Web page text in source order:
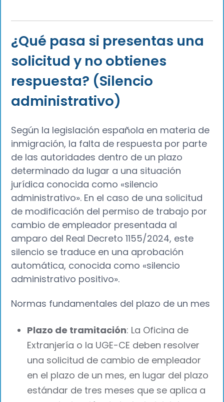
¿Qué pasa si presentas una
solicitud y no obtienes
respuesta? (Silencio
administrativo)
Según la legislación española en materia de
inmigración, la falta de respuesta por parte
de las autoridades dentro de un plazo
determinado da lugar a una situación
jurídica conocida como «silencio
administrativo». En el caso de una solicitud
de modificación del permiso de trabajo por
cambio de empleador presentada al
amparo del Real Decreto 1155/2024, este
silencio se traduce en una aprobación
automática, conocida como «silencio
administrativo positivo».
Normas fundamentales del plazo de un mes
Plazo de tramitación: La Oficina de
Extranjería o la UGE-CE deben resolver
una solicitud de cambio de empleador
en el plazo de un mes, en lugar del plazo
estándar de tres meses que se aplica a